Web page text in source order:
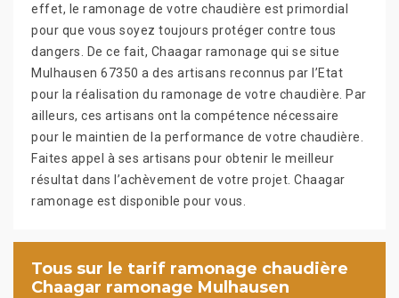
effet, le ramonage de votre chaudière est primordial
pour que vous soyez toujours protéger contre tous
dangers. De ce fait, Chaagar ramonage qui se situe
Mulhausen 67350 a des artisans reconnus par l’Etat
pour la réalisation du ramonage de votre chaudière. Par
ailleurs, ces artisans ont la compétence nécessaire
pour le maintien de la performance de votre chaudière.
Faites appel à ses artisans pour obtenir le meilleur
résultat dans l’achèvement de votre projet. Chaagar
ramonage est disponible pour vous.
Tous sur le tarif ramonage chaudière
Chaagar ramonage Mulhausen